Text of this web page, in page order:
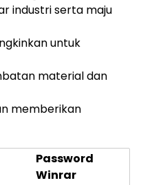
industri serta maju
untuk
material dan
memberikan
Password
Winrar